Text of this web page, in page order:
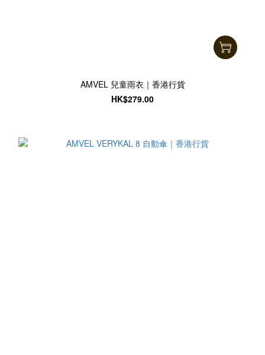
AMVEL 兒童雨衣｜香港行貨
HK$279.00